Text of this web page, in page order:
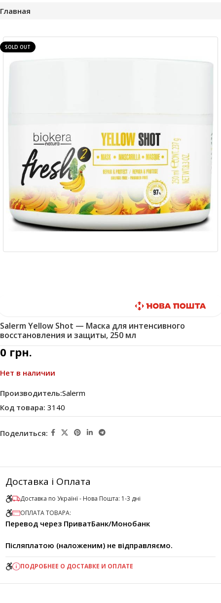
Главная
SOLD OUT
Salerm Yellow Shot — Маска для интенсивного
восстановления и защиты, 250 мл
0 грн.
Нет в наличии
Производитель:Salerm
Код товара: 3140
Поделиться:
Доставка і Оплата
Доставка по Українї - Нова Пошта: 1-3 дні
ОПЛАТА ТОВАРА:
Перевод через ПриватБанк/Монобанк
Післяплатою (наложеним) не відправляємо.
ПОДРОБНЕЕ О ДОСТАВКЕ И ОПЛАТЕ